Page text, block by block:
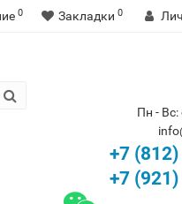
0 Закладки 0
Пн - Вс:
+7
+7